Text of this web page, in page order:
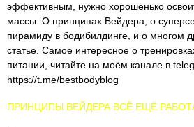
эффективным, нужно хорошенько
массы. О принципах Вейдера, о
пирамиду в бодибилдинге, и о многом
статье. Самое интересное о
питании, читайте на моём канале в
https://t.me/bestbodyblog
ПРИНЦИПЫ ВЕЙДЕРА ВСЁ ЕЩЁ